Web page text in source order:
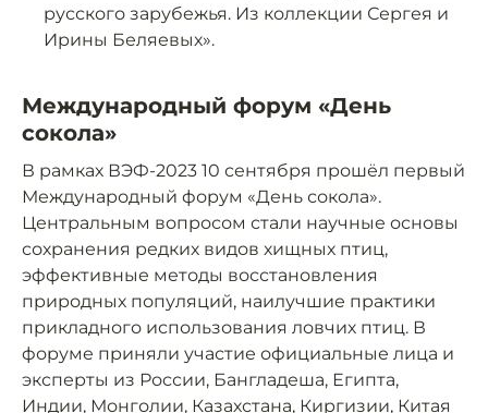
русского зарубежья. Из коллекции Сергея и
Ирины Беляевых».
Международный форум «День
сокола»
В рамках ВЭФ-2023 10 сентября прошёл первый
Международный форум «День сокола».
Центральным вопросом стали научные основы
сохранения редких видов хищных птиц,
эффективные методы восстановления
природных популяций, наилучшие практики
прикладного использования ловчих птиц. В
форуме приняли участие официальные лица и
эксперты из России, Бангладеша, Египта,
Индии, Монголии, Казахстана, Киргизии, Китая